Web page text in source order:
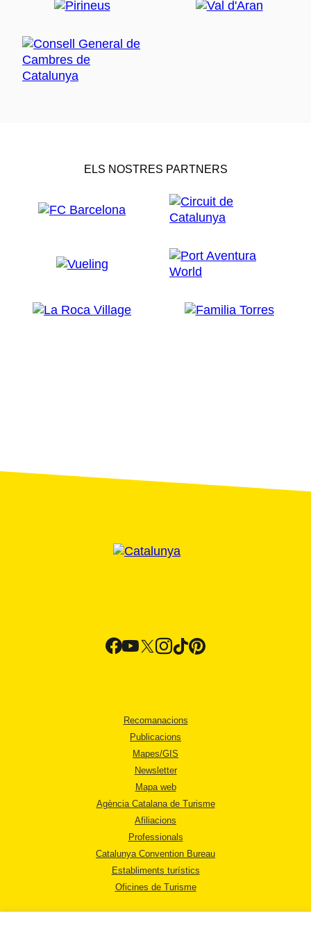
ELS NOSTRES PARTNERS
Recomanacions
Publicacions
Mapes/GIS
Newsletter
Mapa web
Agència Catalana de Turisme
Afiliacions
Professionals
Catalunya Convention Bureau
Establiments turístics
Oficines de Turisme